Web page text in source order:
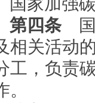
国家加强
第四条 国
相关活动
工，负责
。